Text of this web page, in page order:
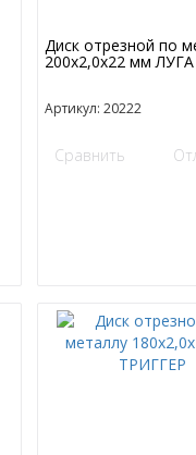
Диск отрезной по
200х2,0х22 мм ЛУГА
Артикул: 20222
Сравнить